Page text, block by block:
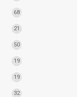
68
21
50
19
19
32